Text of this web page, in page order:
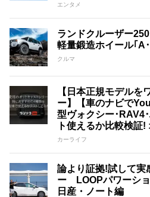
エンタメ
ランドクルーザー
軽量鍛造ホイール｢A
クルマ
【日本正規モデルを
ー】【車のナビで
型ヴォクシー･RAV4
ト使えるか比較検証
カーライフ
論より証拠!試して実
ー LOOPパワーショ
日産・ノート編